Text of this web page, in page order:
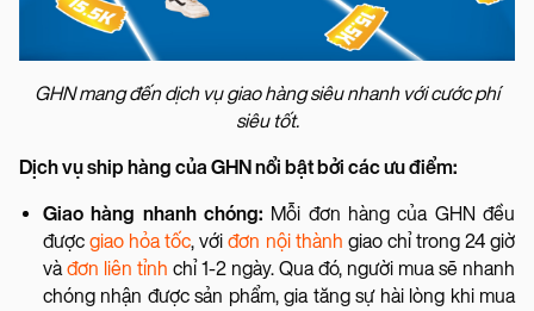
GHN mang đến dịch vụ giao hàng siêu nhanh với cước phí
siêu tốt.
Dịch vụ ship hàng của GHN nổi bật bởi các ưu điểm:
Giao hàng nhanh chóng: Mỗi đơn hàng của GHN đều
đượcgiao hỏa tốc, vớiđơn nội thành giao chỉ trong 24 giờ
vàđơn liên tỉnh chỉ 1-2 ngày. Qua đó, người mua sẽ nhanh
chóng nhận được sản phẩm, gia tăng sự hài lòng khi mua